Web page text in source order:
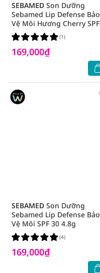
SEBAMED Son Dưỡng
Sebamed Lip Defense Bảo
Vệ Môi Hương Cherry SPF
30 4.8g
169,000₫
(1)
SEBAMED Son Dưỡng
Sebamed Lip Defense Bảo
Vệ Môi SPF 30 4.8g
169,000₫
(4)